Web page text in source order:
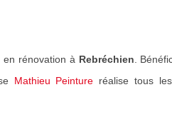
rénovation à Rebréchien .
Mathieu Peinture réalise tous